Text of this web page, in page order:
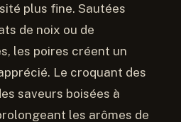
plus fine. Sautées
de noix ou de
les poires créent un
Le croquant des
saveurs boisées à
les arômes de